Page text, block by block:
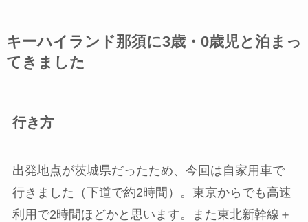
キーハイランド那須に3歳・0歳児と泊まっ
てきました
行き方
出発地点が茨城県だったため、今回は自家用車で
行きました（下道で約2時間）。東京からでも高速
利用で2時間ほどかと思います。また東北新幹線＋